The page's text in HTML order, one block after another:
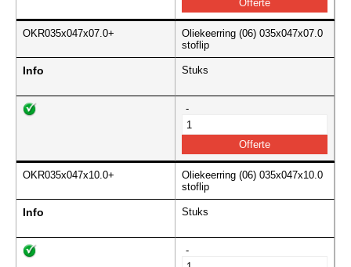
OKR035x047x07.0+
Oliekeerring (06) 035x047x07.0
stoflip
Info Stuks
-
OKR035x047x10.0+
Oliekeerring (06) 035x047x10.0
stoflip
Info Stuks
-